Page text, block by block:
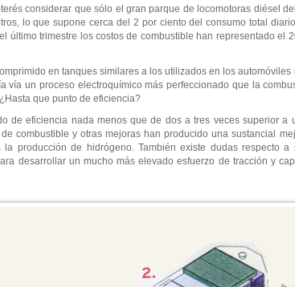
considerar que sólo el gran parque de locomotoras diésel
lo que supone cerca del 2 por ciento del consumo total
último trimestre los costos de combustible han representado el
en tanques similares a los utilizados en los
un proceso electroquímico más perfeccionado que la
que punto de eficiencia?
de eficiencia nada menos que de dos a tres veces superior a
combustible y otras mejoras han producido una sustancial
producción de hidrógeno. También existe dudas respecto
desarrollar un mucho más elevado esfuerzo de tracción y